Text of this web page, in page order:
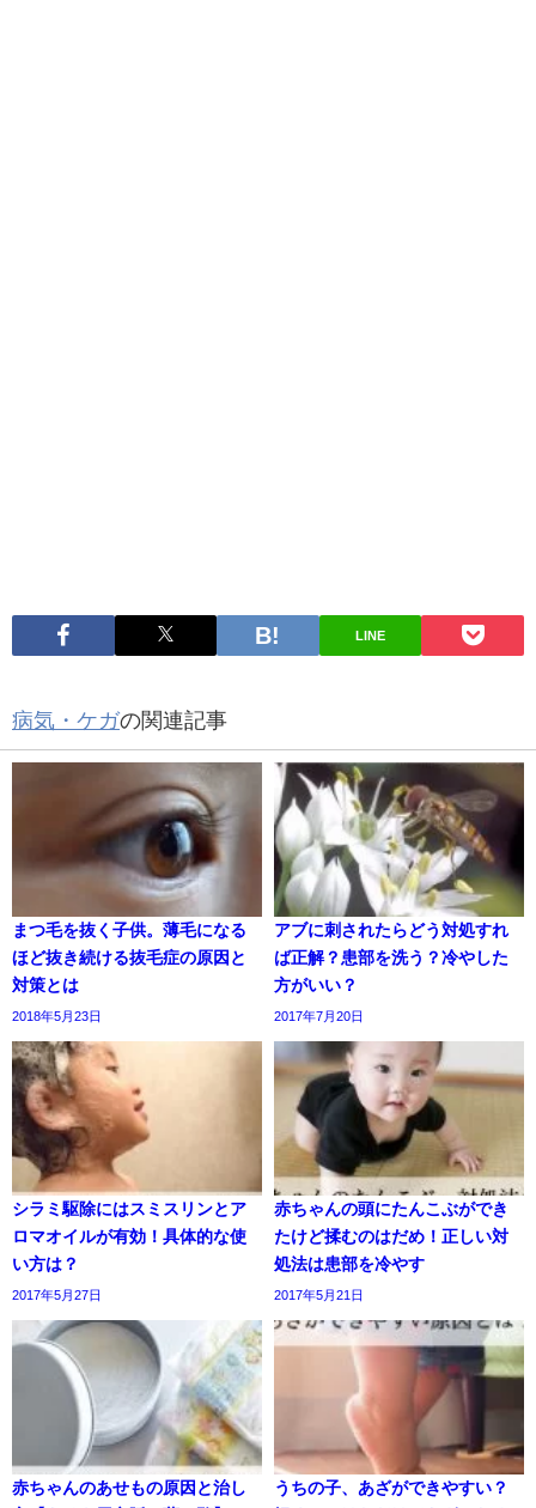
LINE
病気・ケガの関連記事
まつ毛を抜く子供。薄毛になる
ほど抜き続ける抜毛症の原因と
対策とは
2018年5月23日
アブに刺されたらどう対処すれ
ば正解？患部を洗う？冷やした
方がいい？
2017年7月20日
シラミ駆除にはスミスリンとア
ロマオイルが有効！具体的な使
い方は？
2017年5月27日
赤ちゃんの頭にたんこぶができ
たけど揉むのはだめ！正しい対
処法は患部を冷やす
2017年5月21日
赤ちゃんのあせもの原因と治し
うちの子、あざができやすい？